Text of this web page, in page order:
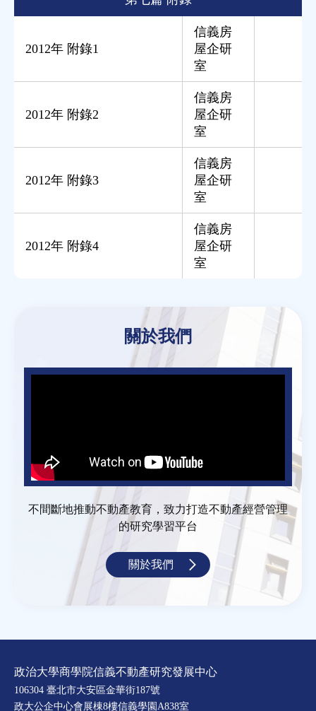
2012年 附錄1
信義房
屋企研
室
2012年 附錄2
信義房
屋企研
室
2012年 附錄3
信義房
屋企研
室
2012年 附錄4
信義房
屋企研
室
關於我們
不間斷地推動不動產教育，致力打造不動產經營管理
的研究學習平台
關於我們
政治大學商學院信義不動產研究發展中心
106304 臺北市大安區金華街187號
政大公企中心會展棟8樓信義學園A838室